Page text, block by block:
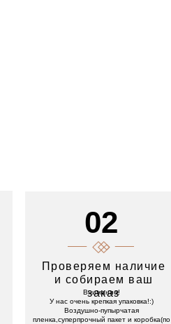
02
Проверяем наличие
и собираем ваш
заказ
Внимание!
У нас очень крепкая упаковка!:)
Воздушно-пупырчатая
пленка,суперпрочный пакет и коробка(по